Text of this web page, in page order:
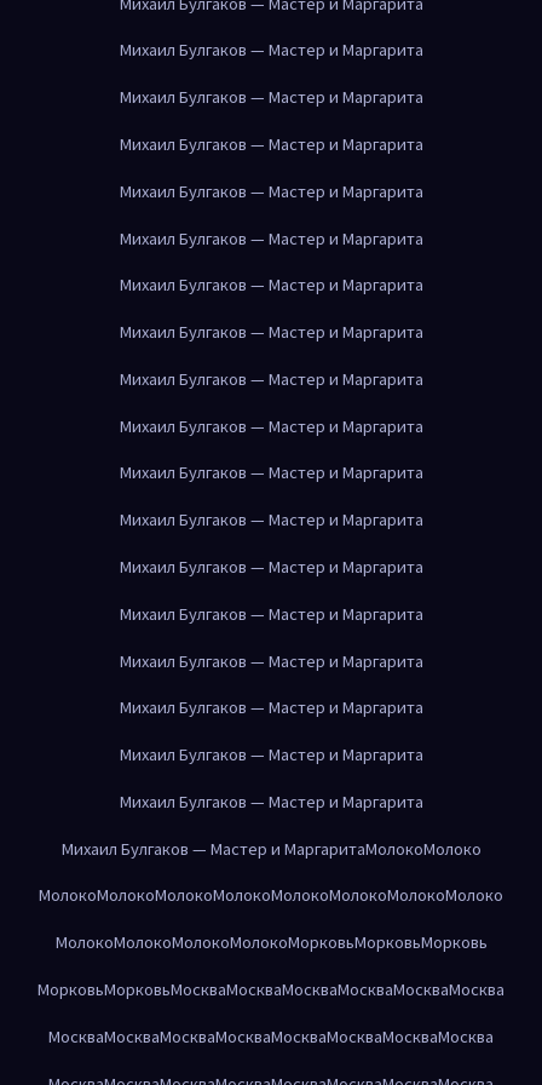
Михаил Булгаков — Мастер и Маргарита
Михаил Булгаков — Мастер и Маргарита
Михаил Булгаков — Мастер и Маргарита
Михаил Булгаков — Мастер и Маргарита
Михаил Булгаков — Мастер и Маргарита
Михаил Булгаков — Мастер и Маргарита
Михаил Булгаков — Мастер и Маргарита
Михаил Булгаков — Мастер и Маргарита
Михаил Булгаков — Мастер и Маргарита
Михаил Булгаков — Мастер и Маргарита
Михаил Булгаков — Мастер и Маргарита
Михаил Булгаков — Мастер и Маргарита
Михаил Булгаков — Мастер и Маргарита
Михаил Булгаков — Мастер и Маргарита
Михаил Булгаков — Мастер и Маргарита
Михаил Булгаков — Мастер и Маргарита
Михаил Булгаков — Мастер и Маргарита
Михаил Булгаков — Мастер и МаргаритаМолокоМолоко
МолокоМолокоМолокоМолокоМолокоМолокоМолокоМолоко
МолокоМолокоМолокоМолокоМорковьМорковьМорковь
МорковьМорковьМоскваМоскваМоскваМоскваМоскваМосква
МоскваМоскваМоскваМоскваМоскваМоскваМоскваМосква